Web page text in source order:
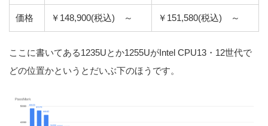
価格 ￥148,900(税込) ～ ￥151,580(税込) ～
ここに書いてある1235Uとか1255UがIntel CPU13・12世代で
どの位置かというとだいぶ下のほうです。